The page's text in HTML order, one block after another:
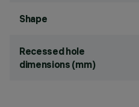
Shape
Recessed hole
dimensions (mm)